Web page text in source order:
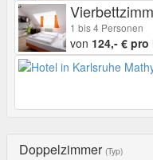
1 bis 4 Personen
von 124,- €
Doppelzimmer (Typ)